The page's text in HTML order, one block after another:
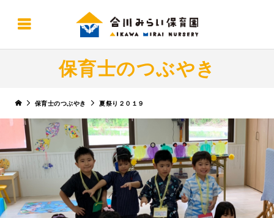
保育士のつぶやき
保育士のつぶやき 夏祭り２０１９